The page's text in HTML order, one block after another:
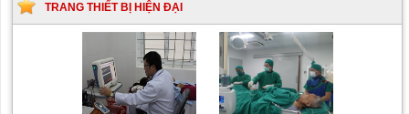
TRANG THIẾT BỊ HIỆN ĐẠI